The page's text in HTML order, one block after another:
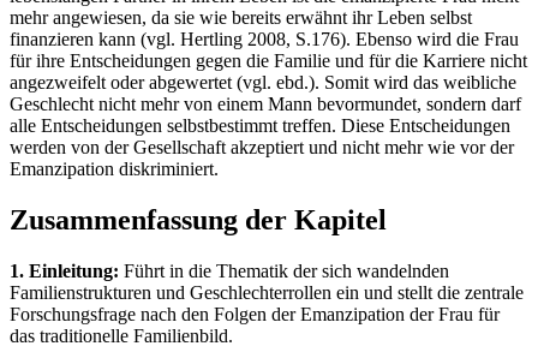
mehr angewiesen, da sie wie bereits erwähnt ihr Leben selbst
finanzieren kann (vgl. Hertling 2008, S.176). Ebenso wird die Frau
für ihre Entscheidungen gegen die Familie und für die Karriere nicht
angezweifelt oder abgewertet (vgl. ebd.). Somit wird das weibliche
Geschlecht nicht mehr von einem Mann bevormundet, sondern darf
alle Entscheidungen selbstbestimmt treffen. Diese Entscheidungen
werden von der Gesellschaft akzeptiert und nicht mehr wie vor der
Emanzipation diskriminiert.
Zusammenfassung der Kapitel
1. Einleitung: Führt in die Thematik der sich wandelnden
Familienstrukturen und Geschlechterrollen ein und stellt die zentrale
Forschungsfrage nach den Folgen der Emanzipation der Frau für
das traditionelle Familienbild.